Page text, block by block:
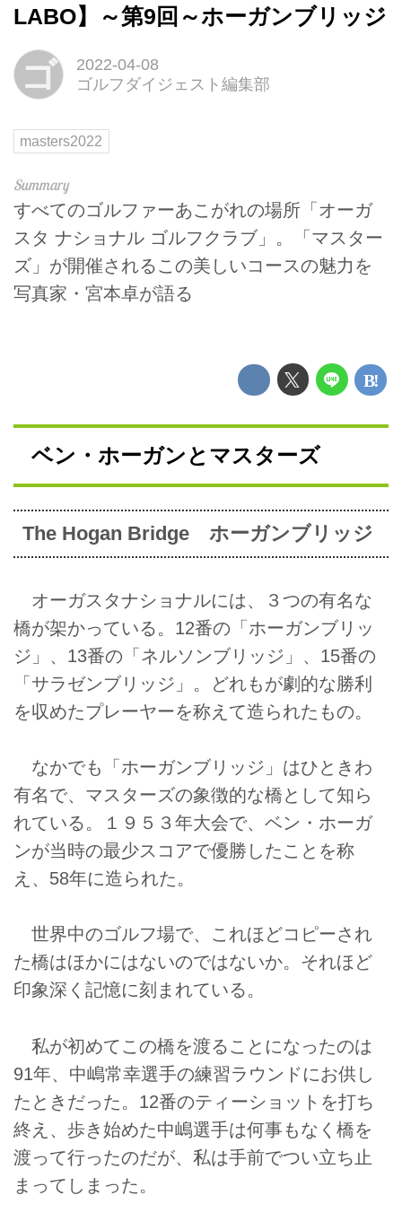
LABO】～第9回～ホーガンブリッジ
ゴ
2022-04-08
ゴルフダイジェスト編集部
masters2022
すべてのゴルファーあこがれの場所「オーガ
スタ ナショナル ゴルフクラブ」。「マスター
ズ」が開催されるこの美しいコースの魅力を
写真家・宮本卓が語る
ベン・ホーガンとマスターズ
The Hogan Bridge ホーガンブリッジ
オーガスタナショナルには、３つの有名な
橋が架かっている。12番の「ホーガンブリッ
ジ」、13番の「ネルソンブリッジ」、15番の
「サラゼンブリッジ」。どれもが劇的な勝利
を収めたプレーヤーを称えて造られたもの。
なかでも「ホーガンブリッジ」はひときわ
有名で、マスターズの象徴的な橋として知ら
れている。１９５３年大会で、ベン・ホーガ
ンが当時の最少スコアで優勝したことを称
え、58年に造られた。
世界中のゴルフ場で、これほどコピーされ
た橋はほかにはないのではないか。それほど
印象深く記憶に刻まれている。
私が初めてこの橋を渡ることになったのは
91年、中嶋常幸選手の練習ラウンドにお供し
たときだった。12番のティーショットを打ち
終え、歩き始めた中嶋選手は何事もなく橋を
渡って行ったのだが、私は手前でつい立ち止
まってしまった。